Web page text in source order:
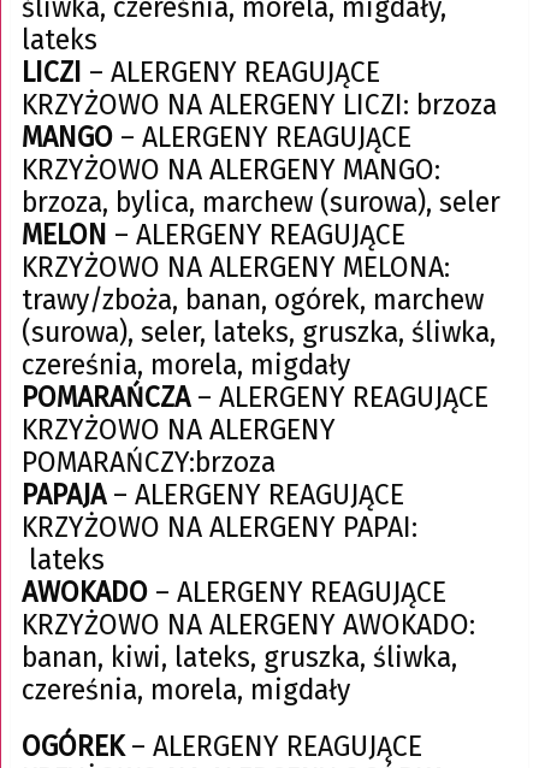
śliwka, czereśnia, morela, migdały,
lateks
LICZI – ALERGENY REAGUJĄCE
KRZYŻOWO NA ALERGENY LICZI: brzoza
MANGO– ALERGENY REAGUJĄCE
KRZYŻOWO NA ALERGENY MANGO:
brzoza, bylica, marchew (surowa), seler
MELON – ALERGENY REAGUJĄCE
KRZYŻOWO NA ALERGENY MELONA:
trawy/zboża, banan, ogórek, marchew
(surowa), seler, lateks, gruszka, śliwka,
czereśnia, morela, migdały
POMARAŃCZA– ALERGENY REAGUJĄCE
KRZYŻOWO NA ALERGENY
POMARAŃCZY:brzoza
PAPAJA– ALERGENY REAGUJĄCE
KRZYŻOWO NA ALERGENY PAPAI:
lateks
AWOKADO– ALERGENY REAGUJĄCE
KRZYŻOWO NA ALERGENY AWOKADO:
banan, kiwi, lateks, gruszka, śliwka,
czereśnia, morela, migdały
OGÓREK– ALERGENY REAGUJĄCE